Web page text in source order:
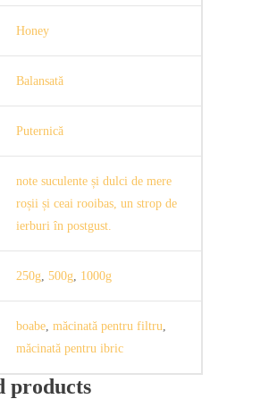
Honey
Balansată
Puternică
note suculente și dulci de mere
roșii și ceai rooibas, un strop de
ierburi în postgust.
250g, 500g, 1000g
boabe, măcinată pentru filtru,
măcinată pentru ibric
products